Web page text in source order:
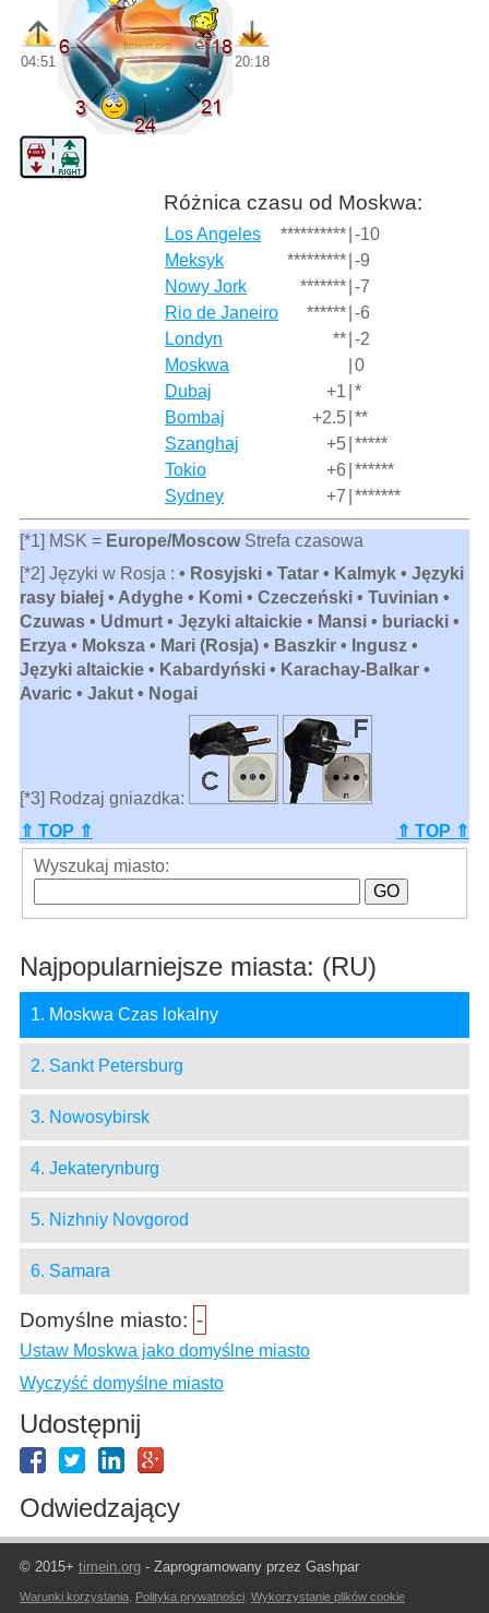
04:51 20:18
Różnica czasu od Moskwa:
Los Angeles ********** -10
Meksyk
********* -9
Nowy Jork
******* -7
Rio de Janeiro
****** -6
Londyn
** -2
Moskwa
0
Dubaj
+1 *
Bombaj
+2.5 **
Szanghaj
+5 *****
Tokio
+6 ******
Sydney
+7 *******
[*1] MSK = Europe/MoscowStrefa czasowa
[*2] Języki w Rosja : • Rosyjski • Tatar • Kalmyk • Języki
rasy białej • Adyghe • Komi • Czeczeński • Tuvinian •
Czuwas • Udmurt • Języki altaickie • Mansi • buriacki •
Erzya • Moksza • Mari (Rosja) • Baszkir • Ingusz •
Języki altaickie • Kabardyński • Karachay-Balkar •
Avaric • Jakut • Nogai
[*3] Rodzaj gniazdka:
⇑ TOP ⇑
⇑ TOP ⇑
Wyszukaj miasto:
Najpopularniejsze miasta: (RU)
1. Moskwa Czas lokalny
2. Sankt Petersburg
3. Nowosybirsk
4. Jekaterynburg
5. Nizhniy Novgorod
6. Samara
Domyślne miasto: -
Ustaw Moskwa jako domyślne miasto
Wyczyść domyślne miasto
Udostępnij
Odwiedzający
© 2015+ timein.org- Zaprogramowany przez Gashpar
Warunki korzystania, Polityka prywatności, Wykorzystanie plików cookie